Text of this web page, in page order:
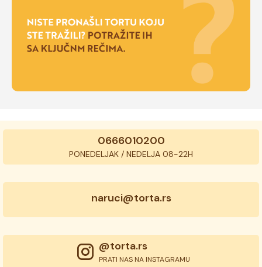
0666010200
PONEDELJAK / NEDELJA 08-22H
naruci@torta.rs
@torta.rs
PRATI NAS NA INSTAGRAMU